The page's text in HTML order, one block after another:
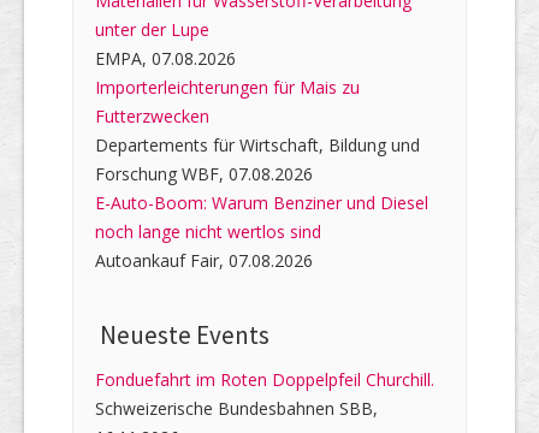
unter der Lupe
EMPA, 07.08.2026
Importerleichterungen für Mais zu
Futterzwecken
Departements für Wirtschaft, Bildung und
Forschung WBF, 07.08.2026
E-Auto-Boom: Warum Benziner und Diesel
noch lange nicht wertlos sind
Autoankauf Fair, 07.08.2026
Neueste Events
Fonduefahrt im Roten Doppelpfeil Churchill.
Schweizerische Bundesbahnen SBB,